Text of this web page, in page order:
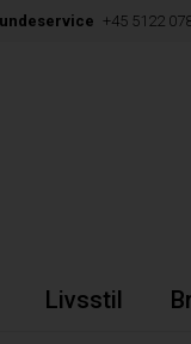
+45 5122
Livsstil